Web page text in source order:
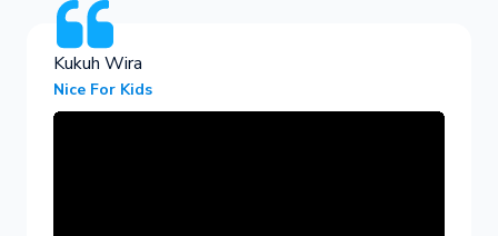
Kukuh Wira
Nice For Kids